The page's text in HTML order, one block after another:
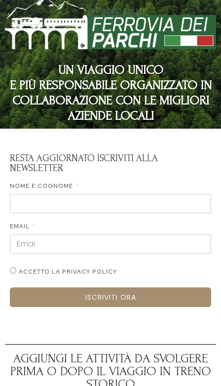
UN VIAGGIO UNICO
E PIÙ RESPONSABILE ORGANIZZATO IN
COLLABORAZIONE CON LE MIGLIORI
AZIENDE LOCALI
RESTA AGGIORNATO ISCRIVITI ALLA
NEWSLETTER
NOME E COGNOME
EMAIL
ACCETTO LA PRIVACY POLICY
ISCRIVITI ORA
AGGIUNGI LE ATTIVITÀ DA SVOLGERE
PRIMA O DOPO IL VIAGGIO IN TRENO